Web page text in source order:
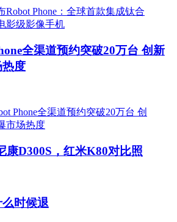
全渠道预约突破20万台 创新
热度
康D300S，红米K80对比照
时候退